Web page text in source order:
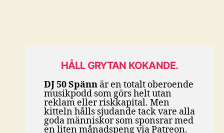
HÅLL GRYTAN KOKANDE.
DJ 50 Spänn är en totalt oberoende
musikpodd som görs helt utan
reklam eller riskkapital. Men
kitteln hålls sjudande tack vare alla
goda människor som sponsrar med
en liten månadspeng via Patreon.